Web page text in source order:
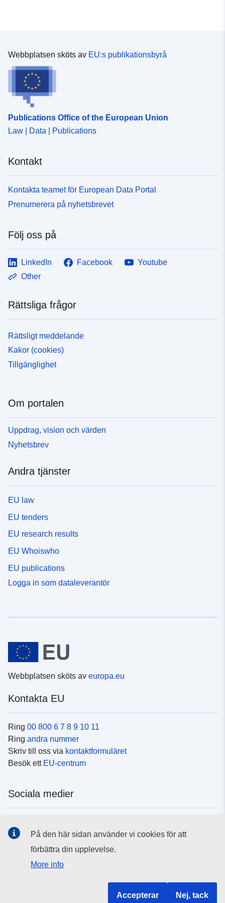
Tidsperiod:
Webbplatsen sköts av EU:s publikationsbyrå
Publications Office of the European Union
Law | Data | Publications
Kontakt
Kontakta teamet för European Data Portal
Prenumerera på nyhetsbrevet
Följ oss på
LinkedIn Facebook
Youtube
Other
Rättsliga frågor
Rättsligt meddelande
Kakor (cookies)
Tillgänglighet
Om portalen
Uppdrag, vision och värden
Nyhetsbrev
Andra tjänster
EU law
EU tenders
EU research results
EU Whoiswho
EU publications
Logga in som dataleverantör
Webbplatsen sköts av europa.eu
Kontakta EU
Ring 00 800 6 7 8 9 10 11
Ring andra nummer
Skriv till oss via kontaktformuläret
Besök ett EU-centrum
Sociala medier
EU:s institutioner och organ
På den här sidan använder vi cookies för att
förbättra din upplevelse.
More info
Accepterar Nej, tack